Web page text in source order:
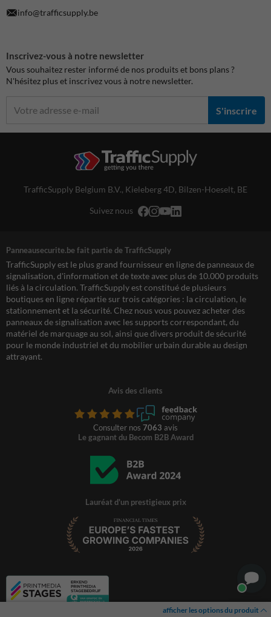
afficher les options du produit
info@trafficsupply.be
Inscrivez-vous à notre newsletter
Vous souhaitez rester informé de nos produits et bons plans ?
N'hésitez plus et inscrivez vous à notre newsletter.
S'inscrire
TrafficSupply Belgium B.V., Kieleberg 4D, Bilzen-Hoeselt, BE
Suivez nous
Panneausecurite.be fait partie de TrafficSupply
TrafficSupply est le plus grand fournisseur en ligne de panneaux de
signalisation, d'information et de texte avec plus de 10.000 produits
liés à la circulation. TrafficSupply est constitué de plusieurs
boutiques en ligne répartie sur trois catégories : la circulation, le
stationnement et la sécurité. Chez nous vous pouvez acheter des
panneaux de signalisation avec les supports correspondant, du
matériel de marquage au sol, ainsi que divers produit de sécurité
pour le monde industriel et du mobilier urbain durable au design
attrayant.
Avis des clients
Consulter nos 7063 avis
Le gagnant du Becom B2B Award
Lauréat d'un prestigieux prix